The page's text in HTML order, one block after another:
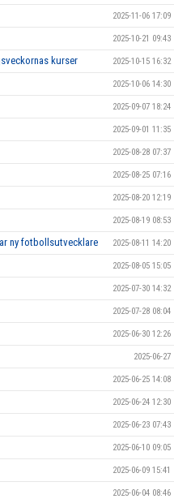
2025-11-06 17:09
2025-10-21 09:43
kurser 2025-10-15 16:32
2025-10-06 14:30
2025-09-07 18:24
2025-09-01 11:35
2025-08-28 07:37
2025-08-25 07:16
2025-08-20 12:19
2025-08-19 08:53
ny fotbollsutvecklare 2025-08-11 14:20
2025-08-05 15:05
2025-07-30 14:32
2025-07-28 08:04
2025-06-30 12:26
2025-06-27
2025-06-25 14:08
2025-06-24 12:30
2025-06-23 07:43
2025-06-10 09:05
2025-06-09 15:41
2025-06-04 08:46